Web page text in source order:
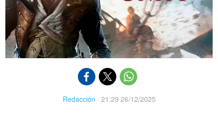
Redacción · 21:29 26/12/2025